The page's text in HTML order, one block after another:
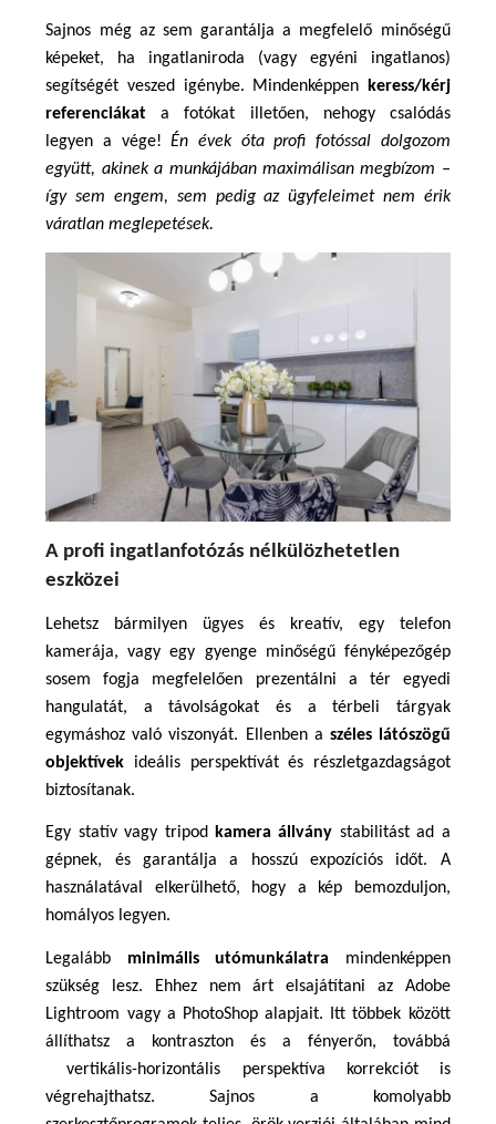
Sajnos még az sem garantálja a megfelelő minőségű
képeket, ha ingatlaniroda (vagy egyéni ingatlanos)
segítségét veszed igénybe. Mindenképpen keress/kérj
referenciákat a fotókat illetően, nehogy csalódás
legyen a vége! Én évek óta profi fotóssal dolgozom
együtt, akinek a munkájában maximálisan megbízom –
így sem engem, sem pedig az ügyfeleimet nem érik
váratlan meglepetések.
A profi ingatlanfotózás nélkülözhetetlen
eszközei
Lehetsz bármilyen ügyes és kreatív, egy telefon
kamerája, vagy egy gyenge minőségű fényképezőgép
sosem fogja megfelelően prezentálni a tér egyedi
hangulatát, a távolságokat és a térbeli tárgyak
egymáshoz való viszonyát. Ellenben a széles látószögű
objektívek ideális perspektívát és részletgazdagságot
biztosítanak.
Egy statív vagy tripod kamera állvány stabilitást ad a
gépnek, és garantálja a hosszú expozíciós időt. A
használatával elkerülhető, hogy a kép bemozduljon,
homályos legyen.
Legalább minimális utómunkálatra mindenképpen
szükség lesz. Ehhez nem árt elsajátítani az Adobe
Lightroom vagy a PhotoShop alapjait. Itt többek között
állíthatsz a kontraszton és a fényerőn, továbbá
vertikális-horizontális perspektíva korrekciót is
végrehajthatsz. Sajnos a komolyabb